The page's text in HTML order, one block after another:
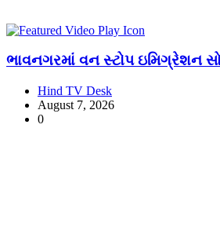
ભાવનગરમાં વન સ્ટોપ ઇમિગ્રેશન
Hind TV Desk
August 7, 2026
0